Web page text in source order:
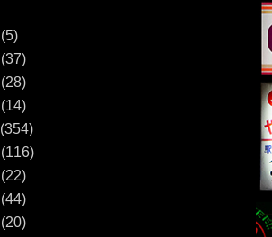
(5)
(37)
(28)
(14)
(354)
(116)
(22)
(44)
(20)